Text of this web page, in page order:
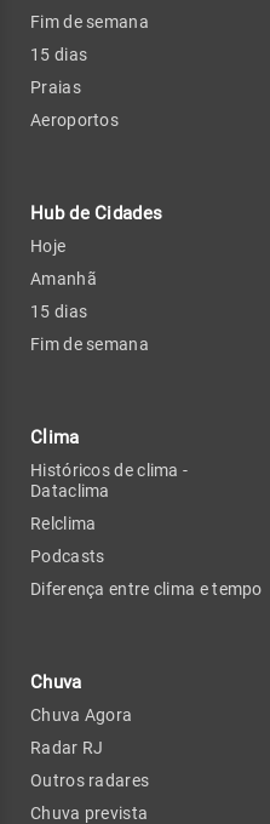
Fim de semana
15 dias
Praias
Aeroportos
Hub de Cidades
Hoje
Amanhã
15 dias
Fim de semana
Clima
Históricos de clima -
Dataclima
Relclima
Podcasts
Diferença entre clima e tempo
Chuva
Chuva Agora
Radar RJ
Outros radares
Chuva prevista